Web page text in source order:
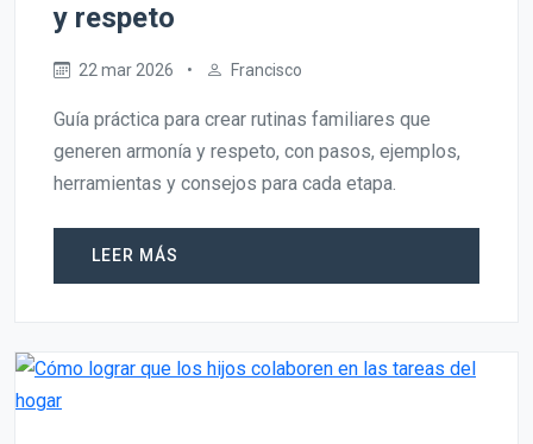
y respeto
22 mar 2026 • Francisco
Guía práctica para crear rutinas familiares que
generen armonía y respeto, con pasos, ejemplos,
herramientas y consejos para cada etapa.
LEER MÁS